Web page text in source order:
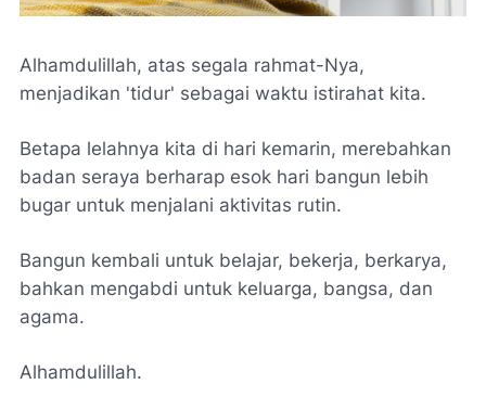
Alhamdulillah, atas segala rahmat-Nya,
menjadikan 'tidur' sebagai waktu istirahat kita.
Betapa lelahnya kita di hari kemarin, merebahkan
badan seraya berharap esok hari bangun lebih
bugar untuk menjalani aktivitas rutin.
Bangun kembali untuk belajar, bekerja, berkarya,
bahkan mengabdi untuk keluarga, bangsa, dan
agama.
Alhamdulillah.